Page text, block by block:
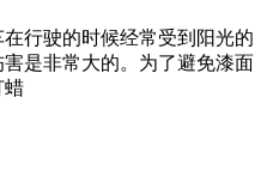
行驶的时候经常受到阳光的
是非常大的。为了避免漆面
蜡